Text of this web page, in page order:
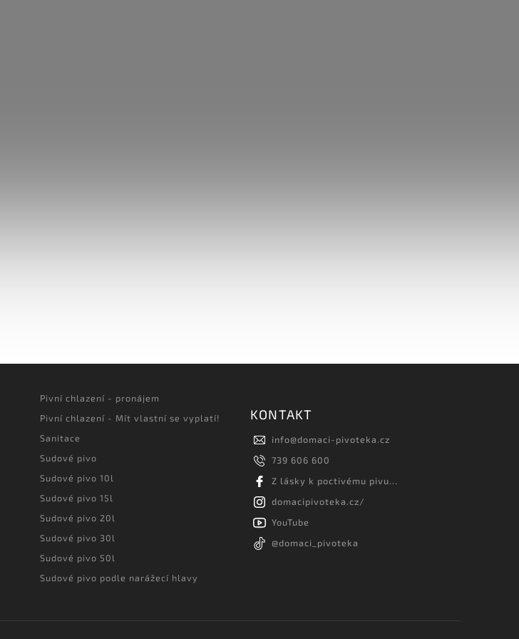
Pivní chlazení - pronájem
Pivní chlazení - Mít vlastní se vyplatí!
Sanitace
Sudové pivo
Sudové pivo 10l
Sudové pivo 15l
Sudové pivo 20l
Sudové pivo 30l
Sudové pivo 50l
Sudové pivo podle narážecí hlavy
KONTAKT
info@domaci-pivoteka.cz
739 606 600
Z lásky k poctivému pivu...
domacipivoteka.cz/
YouTube
@domaci_pivoteka